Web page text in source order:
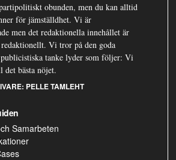
obunden, men du kan alltid
för jämställdhet. Vi är
men det redaktionella innehållet är
Vi tror på den goda
tanke lyder som följer: Vi
bästa nöjet.
PELLE TAMLEHT
Samarbeten